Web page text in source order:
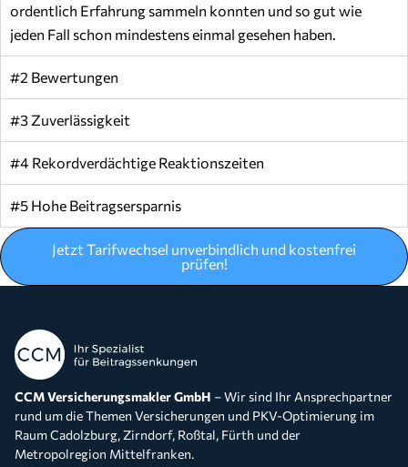
ordentlich Erfahrung sammeln konnten und so gut wie
jeden Fall schon mindestens einmal gesehen haben.
#2 Bewertungen
#3 Zuverlässigkeit
#4 Rekordverdächtige Reaktionszeiten
#5 Hohe Beitragsersparnis
Jetzt Tarifwechsel unverbindlich und kostenfrei
prüfen!
CCM Versicherungsmakler GmbH – Wir sind Ihr Ansprechpartner
rund um die Themen Versicherungen und PKV-Optimierung im
Raum Cadolzburg, Zirndorf, Roßtal, Fürth und der
Metropolregion Mittelfranken.